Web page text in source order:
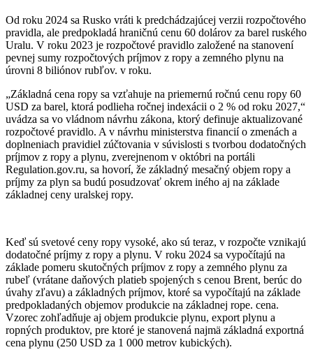
Od roku 2024 sa Rusko vráti k predchádzajúcej verzii rozpočtového
pravidla, ale predpokladá hraničnú cenu 60 dolárov za barel ruského
Uralu. V roku 2023 je rozpočtové pravidlo založené na stanovení
pevnej sumy rozpočtových príjmov z ropy a zemného plynu na
úrovni 8 biliónov rubľov. v roku.
„Základná cena ropy sa vzťahuje na priemernú ročnú cenu ropy 60
USD za barel, ktorá podlieha ročnej indexácii o 2 % od roku 2027,“
uvádza sa vo vládnom návrhu zákona, ktorý definuje aktualizované
rozpočtové pravidlo. A v návrhu ministerstva financií o zmenách a
doplneniach pravidiel zúčtovania v súvislosti s tvorbou dodatočných
príjmov z ropy a plynu, zverejnenom v októbri na portáli
Regulation.gov.ru, sa hovorí, že základný mesačný objem ropy a
príjmy za plyn sa budú posudzovať okrem iného aj na základe
základnej ceny uralskej ropy.
Keď sú svetové ceny ropy vysoké, ako sú teraz, v rozpočte vznikajú
dodatočné príjmy z ropy a plynu. V roku 2024 sa vypočítajú na
základe pomeru skutočných príjmov z ropy a zemného plynu za
rubeľ (vrátane daňových platieb spojených s cenou Brent, berúc do
úvahy zľavu) a základných príjmov, ktoré sa vypočítajú na základe
predpokladaných objemov produkcie na základnej rope. cena.
Vzorec zohľadňuje aj objem produkcie plynu, export plynu a
ropných produktov, pre ktoré je stanovená najmä základná exportná
cena plynu (250 USD za 1 000 metrov kubických).